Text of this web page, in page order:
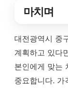
마치며
대전광역시 중
계획하고 있다
본인에게 맞는
중요합니다. 가